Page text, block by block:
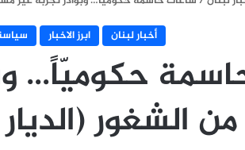
أخبار لبنان
ابرز الاخبار
حكوميّاً…
(الديار 19 تشرين الأول)